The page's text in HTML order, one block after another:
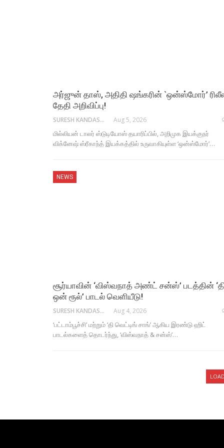
அர்ஜுன் தாஸ், அதிதி ஷங்கரின் `ஒன்ஸ்மோர்’
தேதி அறிவிப்பு!
SURESH KANDASAMY Aug 5, 2026
மில்லியன் டாலர் ஸ்டுடியோஸ் தயாரிப்பில், அறிமுக இயக்குநர்
விக்னேஷ் ஸ்ரீகாந்த் இயக்கத்தில் உருவாகியுள்ள ‘ஒன்ஸ்மோர்’…
NEWS
சூர்யாவின் ‘விஸ்வநாத் அண்ட் சன்ஸ்’ படத்தின்
ஒன் ரூல்’ பாடல் வெளியீடு!
SURESH KANDASAMY Aug 4, 2026
‘பட்டாம்பூச்சி’ மற்றும் ‘தி வெட்டிங் சாங்’ ஆகிய இரண்டு ஹிட்
பாடல்களைத் தொடர்ந்து, ‘விஸ்வநாத் & சன்ஸ்’…